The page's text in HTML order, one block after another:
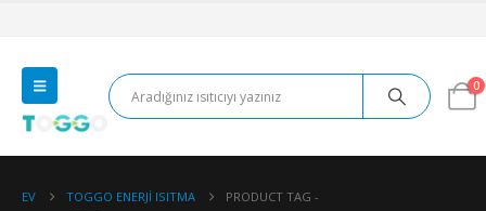
0
EV TOGGO ENERJI ISITMA
PRODUCT TAG -